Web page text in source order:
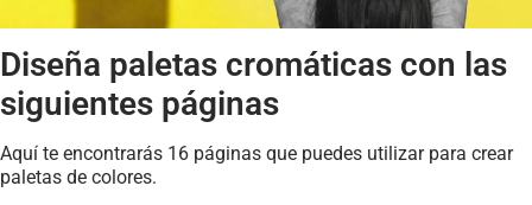
Diseña paletas cromáticas con las
siguientes páginas
Aquí te encontrarás 16 páginas que puedes utilizar para crear
paletas de colores.